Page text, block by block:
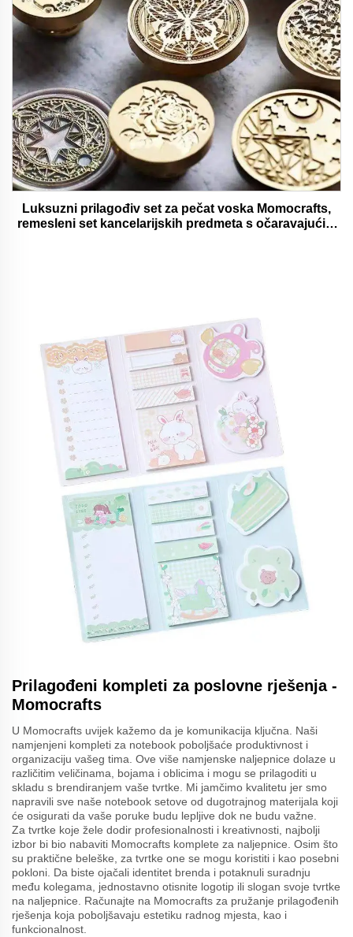
Luksuzni prilagođiv set za pečat voska Momocrafts,
remesleni set kancelarijskih predmeta s očaravajućim
Prilagođeni kompleti za poslovne rješenja -
Momocrafts
U Momocrafts uvijek kažemo da je komunikacija ključna. Naši
namjenjeni kompleti za notebook poboljšaće produktivnost i
organizaciju vašeg tima. Ove više namjenske naljepnice dolaze u
različitim veličinama, bojama i oblicima i mogu se prilagoditi u
skladu s brendiranjem vaše tvrtke. Mi jamčimo kvalitetu jer smo
napravili sve naše notebook setove od dugotrajnog materijala koji
će osigurati da vaše poruke budu lepljive dok ne budu važne.
Za tvrtke koje žele dodir profesionalnosti i kreativnosti, najbolji
izbor bi bio nabaviti Momocrafts komplete za naljepnice. Osim što
su praktične beleške, za tvrtke one se mogu koristiti i kao posebni
pokloni. Da biste ojačali identitet brenda i potaknuli suradnju
među kolegama, jednostavno otisnite logotip ili slogan svoje tvrtke
na naljepnice. Računajte na Momocrafts za pružanje prilagođenih
rješenja koja poboljšavaju estetiku radnog mjesta, kao i
funkcionalnost.